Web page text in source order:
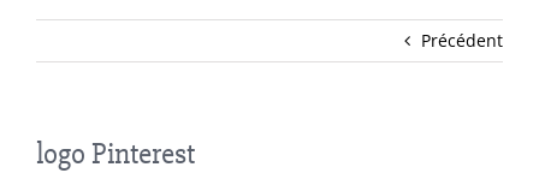
Précédent
logo Pinterest